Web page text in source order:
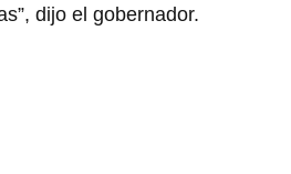
dijo el gobernador.